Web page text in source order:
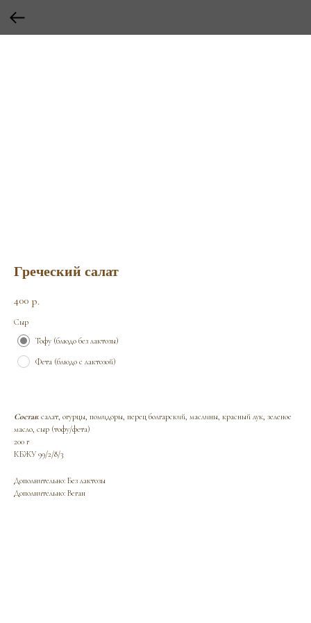
Греческий салат
400 р.
Сыр
Тофу (блюдо без лактозы)
Фета (блюдо с лактозой)
Состав: салат, огурцы, помидоры, перец болгарский, маслины, красный лук, зеленое
масло, сыр (тофу/фета)
200 г
КБЖУ 99/2/8/3
Дополнительно: Без лактозы
Дополнительно: Веган